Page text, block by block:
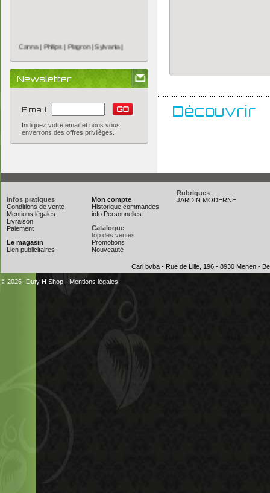
Newsletter
Email
Indiquez votre email et nous vous
enverrons des offres privilèges.
Découvrir
Infos pratiques
Conditions de vente
Mentions légales
Livraison
Paiement
Le magasin
Lien publicitaires
Mon compte
Historique commandes
info Personnelles
Catalogue
top des ventes
Promotions
Nouveauté
Rubriques
JARDIN MODERNE
Cari bvba - Rue de Lille, 196 - 8930 Menen -
© 2026- Duty H Shop - Mentions légales